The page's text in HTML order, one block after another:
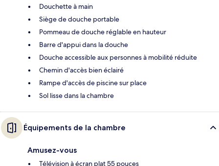
Douchette à main
Siège de douche portable
Pommeau de douche réglable en hauteur
Barre d'appui dans la douche
Douche accessible aux personnes à mobilité réduite
Chemin d'accès bien éclairé
Rampe d'accès de piscine sur place
Sol lisse dans la chambre
Équipements de la chambre
Amusez-vous
Télévision à écran plat 55 pouces